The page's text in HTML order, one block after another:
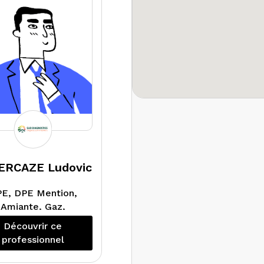
démolition.
et numérisation
un scanner 3d
et extérieur
tous types de
bâtiments.
Ludovic
DPE Mention,
Amiante, Gaz,
Plomb,
Termites
Découvrir ce
professionnel